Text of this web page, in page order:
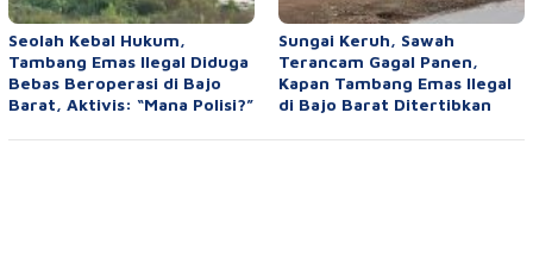
Seolah Kebal Hukum,
Tambang Emas Ilegal Diduga
Bebas Beroperasi di Bajo
Barat, Aktivis: “Mana Polisi?”
Sungai Keruh, Sawah
Terancam Gagal Panen,
Kapan Tambang Emas Ilegal
di Bajo Barat Ditertibkan